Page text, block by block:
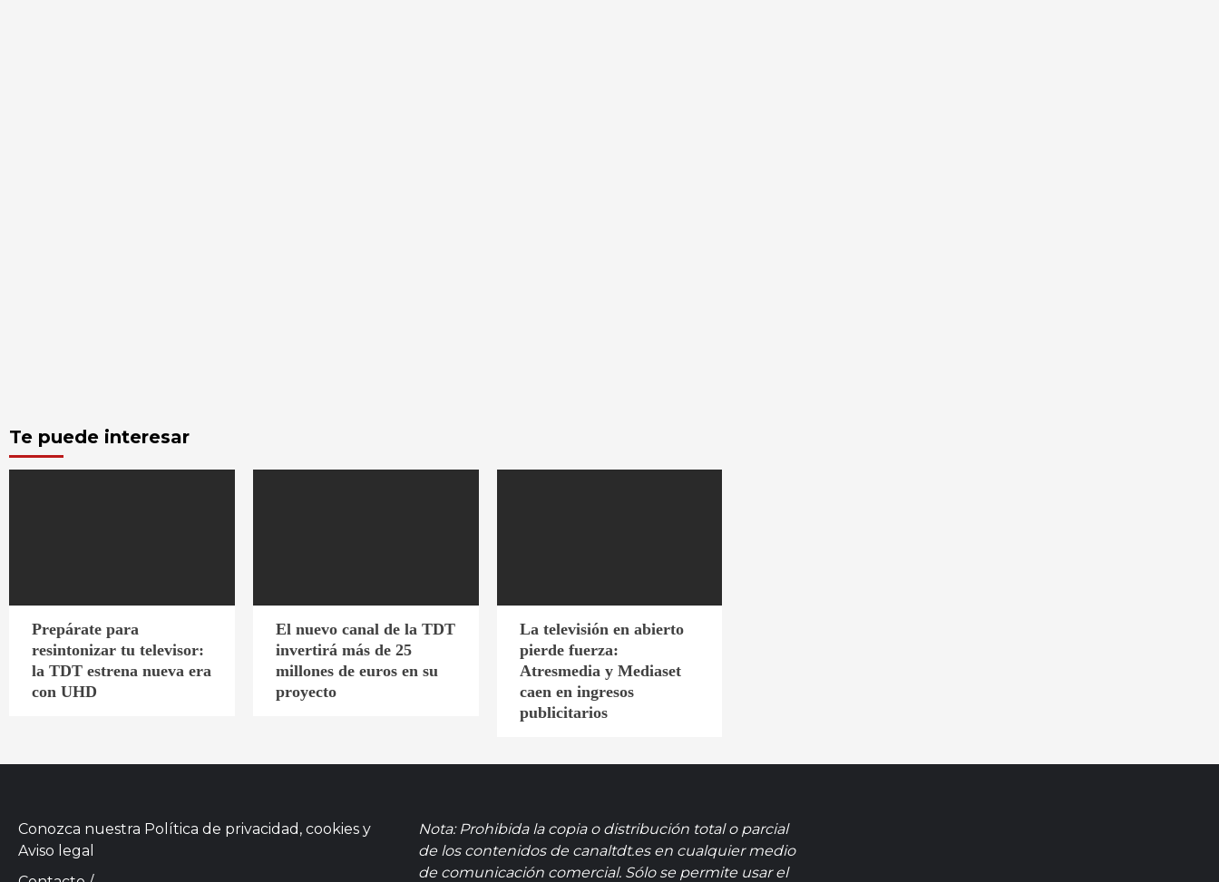
Te puede interesar
Prepárate para
resintonizar tu televisor:
la TDT estrena nueva era
con UHD
El nuevo canal de la TDT
invertirá más de 25
millones de euros en su
proyecto
La televisión en abierto
pierde fuerza:
Atresmedia y Mediaset
caen en ingresos
publicitarios
Conozca nuestra Política de privacidad, cookies y
Aviso legal
Nota: Prohibida la copia o distribución total o parcial
de los contenidos de canaltdt.es en cualquier medio
de comunicación comercial. Sólo se permite usar el